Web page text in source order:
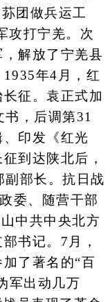
团做兵运工
攻打宁羌。次
解放了宁羌县
年4月，红
征。袁正式加
，后调第31
印发《红光
到达陕北后，
副部长。抗日战
委、随营干部
中共中央北方
书记。7月，
了著名的“百
军出动几万